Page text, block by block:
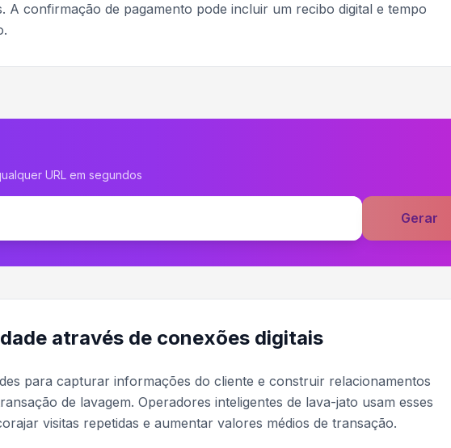
A confirmação de pagamento pode incluir um recibo digital e tempo
URL em segundos
Gerar
através de conexões digitais
para capturar informações do cliente e construir relacionamentos
de lavagem. Operadores inteligentes de lava-jato usam esses
visitas repetidas e aumentar valores médios de transação.